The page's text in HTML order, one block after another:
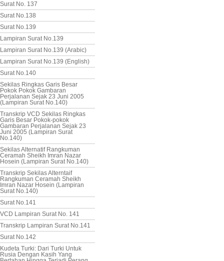
Surat No. 137
Surat No.138
Surat No.139
Lampiran Surat No.139
Lampiran Surat No.139 (Arabic)
Lampiran Surat No.139 (English)
Surat No.140
Sekilas Ringkas Garis Besar
Pokok Pokok Gambaran
Perjalanan Sejak 23 Juni 2005
(Lampiran Surat No.140)
Transkrip VCD Sekilas Ringkas
Garis Besar Pokok-pokok
Gambaran Perjalanan Sejak 23
Juni 2005 (Lampiran Surat
No.140)
Sekilas Alternatif Rangkuman
Ceramah Sheikh Imran Nazar
Hosein (Lampiran Surat No.140)
Transkrip Sekilas Alterntaif
Rangkuman Ceramah Sheikh
Imran Nazar Hosein (Lampiran
Surat No.140)
Surat No.141
VCD Lampiran Surat No. 141
Transkrip Lampiran Surat No.141
Surat No.142
Kudeta Turki: Dari Turki Untuk
Rusia Dengan Kasih Yang